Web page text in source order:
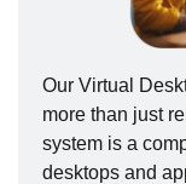
Our Virtual
more than just
system is a
desktops and